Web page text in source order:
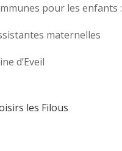
pour les enfants :
maternelles
d’Eveil
les Filous